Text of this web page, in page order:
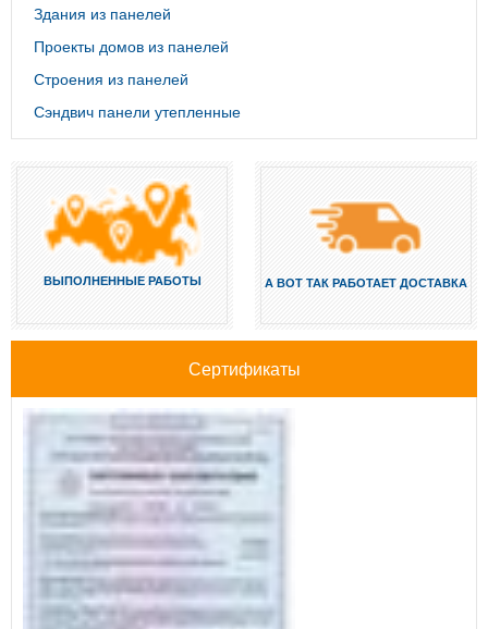
Здания из панелей
Проекты домов из панелей
Строения из панелей
Сэндвич панели утепленные
ВЫПОЛНЕННЫЕ РАБОТЫ А ВОТ ТАК РАБОТАЕТ ДОСТАВКА
Сертификаты